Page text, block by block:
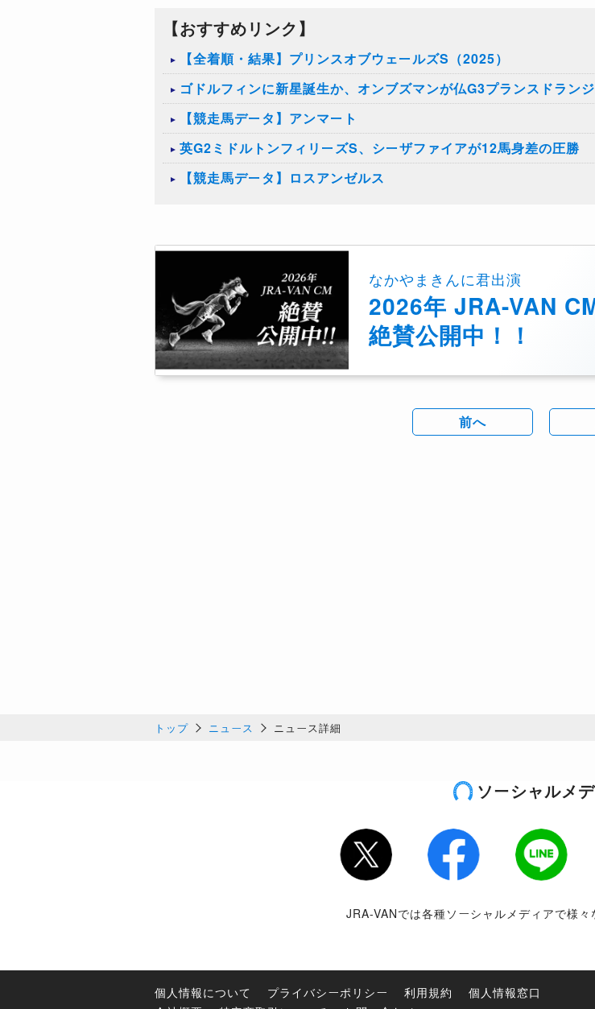
【おすすめリンク】
【全着順・結果】プリンスオブウェールズS（2025）
ゴドルフィンに新星誕生か、オンブズマンが仏G3プランスドラン
【競走馬データ】アンマート
英G2ミドルトンフィリーズS、シーザファイアが12馬身差の圧勝
【競走馬データ】ロスアンゼルス
なかやまきんに君出演
2026年 JRA-VAN
絶賛公開中！！
前へ
トップ ニュース ニュース詳細
ソーシャルメ
Twitter Facebook LINE
JRA-VANでは各種ソーシャルメディアで様々
個人情報について プライバシーポリシー 利用規約
個人情報窓口